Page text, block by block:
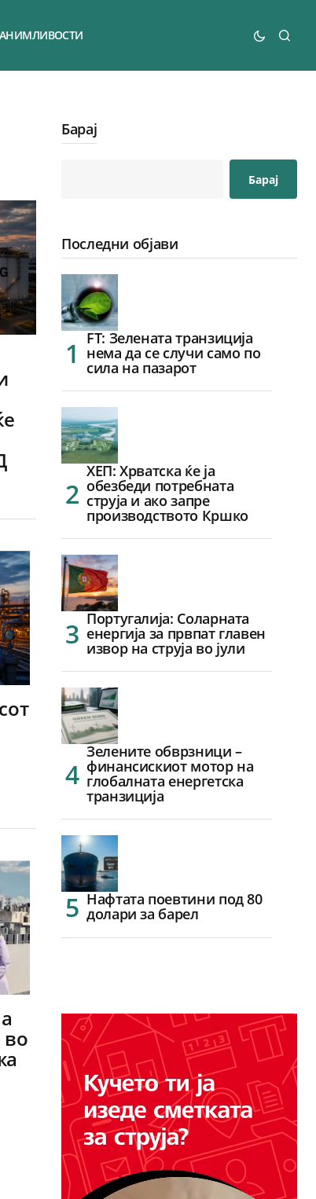
во
Барај
Барај
Последни објави
FT: Зелената транзиција
нема да се случи само по
сила на пазарот
ХЕП: Хрватска ќе ја
обезбеди потребната
струја и ако запре
производството Кршко
Португалија: Соларната
енергија за првпат главен
извор на струја во јули
Зелените обврзници –
финансискиот мотор на
глобалната енергетска
транзиција
Нафтата поевтини под 80
долари за барел